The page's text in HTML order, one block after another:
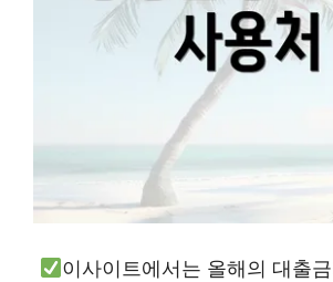
이사이트에서는 올해의 대출